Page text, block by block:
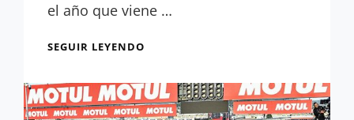
el año que viene …
SEGUIR LEYENDO
SU
CALENDARIO